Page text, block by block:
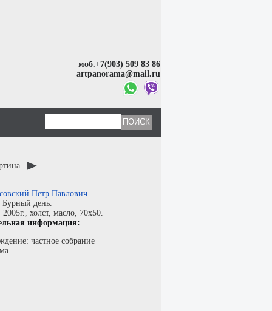
моб.+7(903) 509 83 86
artpanorama@mail.ru
Петр Павлович
Бурный день.
2005г., холст, масло, 70x50.
информация:
частное собрание